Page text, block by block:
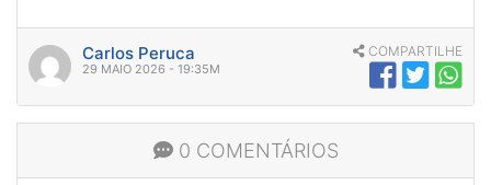
Carlos Peruca
29 MAIO 2026 - 19:35M
COMPARTILHE
0 COMENTÁRIOS